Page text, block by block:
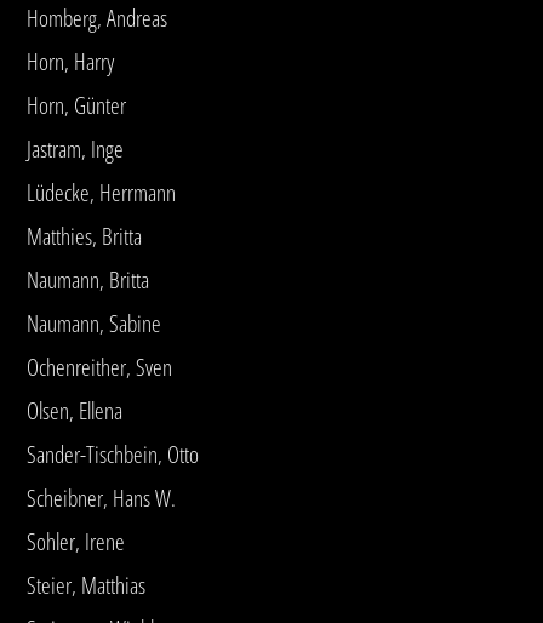
Homberg, Andreas
Horn, Harry
Horn, Günter
Jastram, Inge
Lüdecke, Herrmann
Matthies, Britta
Naumann, Britta
Naumann, Sabine
Ochenreither, Sven
Olsen, Ellena
Sander-Tischbein, Otto
Scheibner, Hans W.
Sohler, Irene
Steier, Matthias